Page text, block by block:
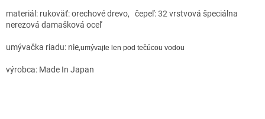
materiál: rukoväť: orechové drevo, čepeľ: 32 vrstvová špeciálna
nerezová damašková oceľ
umývačka riadu: nie,umývajte len pod tečúcou vodou
výrobca: Made In Japan